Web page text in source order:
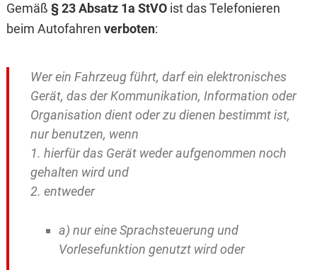
Gemäß § 23 Absatz 1a StVOist das Telefonieren
beim Autofahren verboten:
Wer ein Fahrzeug führt, darf ein elektronisches
Gerät, das der Kommunikation, Information oder
Organisation dient oder zu dienen bestimmt ist,
nur benutzen, wenn
1. hierfür das Gerät weder aufgenommen noch
gehalten wird und
2. entweder
a) nur eine Sprachsteuerung und
Vorlesefunktion genutzt wird oder